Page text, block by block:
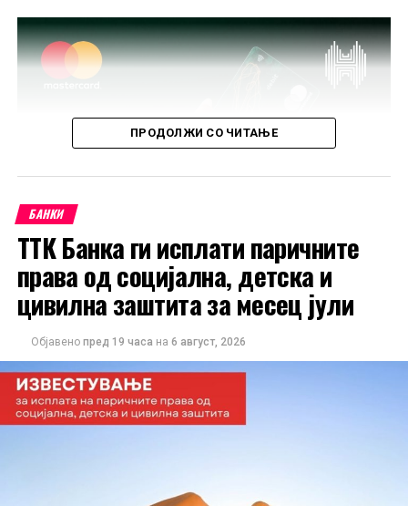
Во пакетот е вклучена и асистенција на пат за Европа
ПРОДОЛЖИ СО ЧИТАЊЕ
БАНКИ
ТТК Банка ги исплати паричните
права од социјална, детска и
цивилна заштита за месец јули
Објавено пред 19 часа на 6 август, 2026